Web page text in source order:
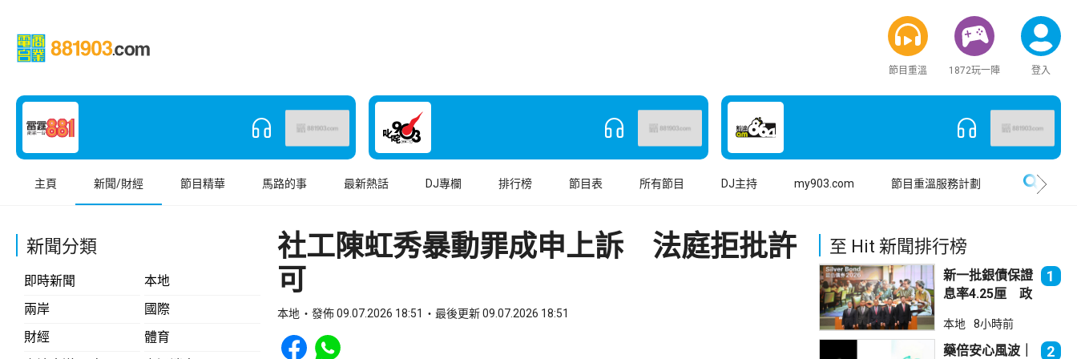
節目重溫 1872玩一陣 登入
主頁 新聞/財經 節目精華 馬路的事 最新熱話 DJ專欄 排行榜 節目表 所有節目 DJ主持 my903.com 節目重溫服務計劃
新聞分類
即時新聞
本地
兩岸
國際
財經
體育
社工陳虹秀暴動罪成申上訴 法庭拒批許
可
本地 發佈 09.07.2026 18:51 最後更新 09.07.2026 18:51
Share to Facebook
Share to WhatsApp
至 Hit 新聞排行榜
新一批銀債保證
息率4.25厘 政
吸引力
1
本地 8小時前
藥倍安心風波｜ 2